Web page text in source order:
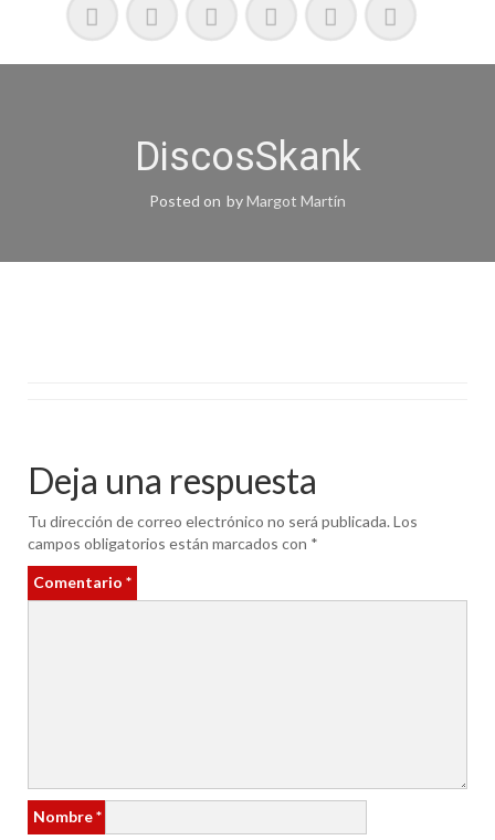
DiscosSkank
Posted on byMargot Martín
Deja una respuesta
Tu dirección de correo electrónico no será publicada. Los
campos obligatorios están marcados con *
Comentario *
Nombre*